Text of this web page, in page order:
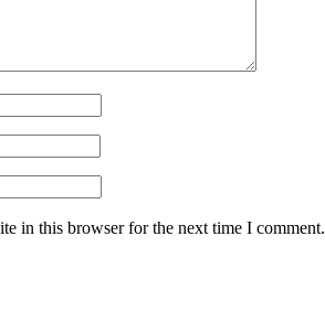
in this browser for the next time I comment.